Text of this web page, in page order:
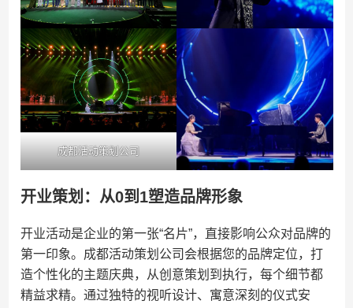
成都活动策划公司
开业策划：从0到1塑造品牌形象
开业活动是企业的第一张“名片”，直接影响公众对品牌的
第一印象。成都活动策划公司会根据您的品牌定位，打
造个性化的主题庆典，从创意策划到执行，每个细节都
精益求精。通过独特的视听设计、寓意深刻的仪式安